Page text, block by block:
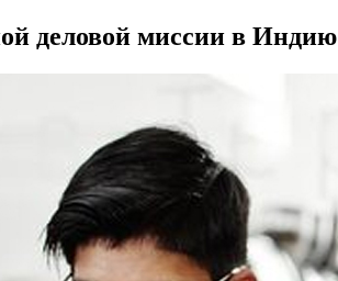
деловой миссии в Индию